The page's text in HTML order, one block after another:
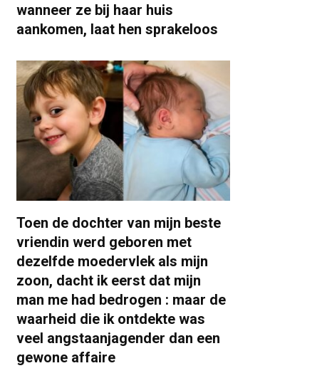
wanneer ze bij haar huis
aankomen, laat hen sprakeloos
Toen de dochter van mijn beste
vriendin werd geboren met
dezelfde moedervlek als mijn
zoon, dacht ik eerst dat mijn
man me had bedrogen : maar de
waarheid die ik ontdekte was
veel angstaanjagender dan een
gewone affaire